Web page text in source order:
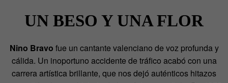
UN BESO Y UNA FLOR
Nino Bravo fue un cantante valenciano de voz profunda y
cálida. Un inoportuno accidente de tráfico acabó con una
carrera artística brillante, que nos dejó auténticos hitazos